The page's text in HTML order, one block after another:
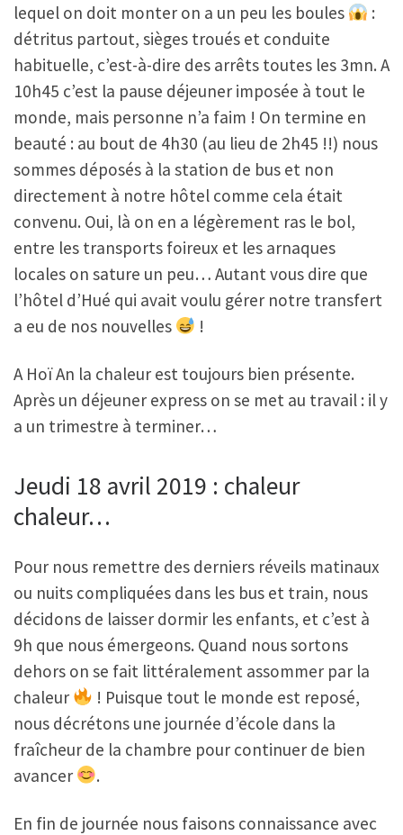
lequel on doit monter on a un peu les boules
:
détritus partout, sièges troués et conduite
habituelle, c’est-à-dire des arrêts toutes les 3mn. A
10h45 c’est la pause déjeuner imposée à tout le
monde, mais personne n’a faim ! On termine en
beauté : au bout de 4h30 (au lieu de 2h45 !!) nous
sommes déposés à la station de bus et non
directement à notre hôtel comme cela était
convenu. Oui, là on en a légèrement ras le bol,
entre les transports foireux et les arnaques
locales on sature un peu… Autant vous dire que
l’hôtel d’Hué qui avait voulu gérer notre transfert
a eu de nos nouvelles
!
A Hoï An la chaleur est toujours bien présente.
Après un déjeuner express on se met au travail : il y
a un trimestre à terminer…
Jeudi 18 avril 2019 : chaleur
chaleur…
Pour nous remettre des derniers réveils matinaux
ou nuits compliquées dans les bus et train, nous
décidons de laisser dormir les enfants, et c’est à
9h que nous émergeons. Quand nous sortons
dehors on se fait littéralement assommer par la
chaleur
! Puisque tout le monde est reposé,
nous décrétons une journée d’école dans la
fraîcheur de la chambre pour continuer de bien
avancer
.
En fin de journée nous faisons connaissance avec